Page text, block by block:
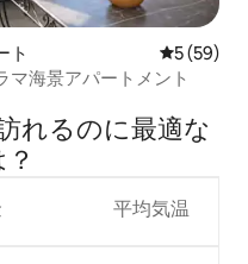
ト レビュー
5 (59)
マ海景アパートメント
れ⁠るの⁠に最⁠適⁠な
平均気温